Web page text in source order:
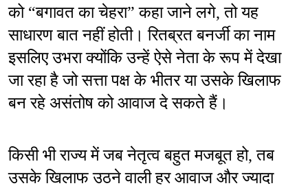
को “बगावत का चेहरा” कहा जाने लगे, तो यह
साधारण बात नहीं होती। रितब्रत बनर्जी का नाम
इसलिए उभरा क्योंकि उन्हें ऐसे नेता के रूप में देखा
जा रहा है जो सत्ता पक्ष के भीतर या उसके खिलाफ
बन रहे असंतोष को आवाज दे सकते हैं।
किसी भी राज्य में जब नेतृत्व बहुत मजबूत हो, तब
उसके खिलाफ उठने वाली हर आवाज और ज्यादा